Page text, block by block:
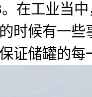
。在工业当
时候有一
证储罐的